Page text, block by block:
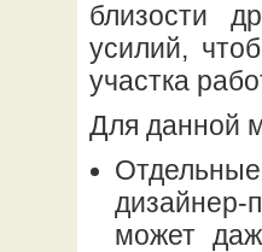
близости
усилий,
участка
Для данной
может